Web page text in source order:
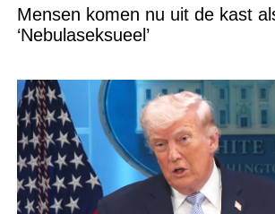
Mensen komen nu uit de kast
‘Nebulaseksueel’